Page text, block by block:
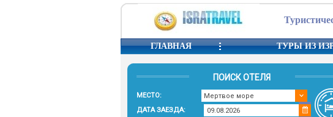
ГЛАВНАЯ ТУРЫ ИЗ
ПОИСК ОТЕЛЯ
МЕСТО:
ДАТА ЗАЕЗДА: